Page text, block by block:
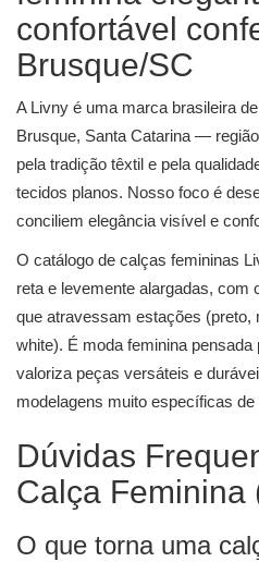
confortável
Brusque/SC
A Livny é uma marca brasileira
Brusque, Santa Catarina —
pela tradição têxtil e pela
tecidos planos. Nosso foco é
conciliem elegância visível e
O catálogo de calças femininas
reta e levemente alargadas, com
que atravessam estações (preto,
white). É moda feminina pensada
valoriza peças versáteis e
modelagens muito específicas de
Dúvidas
Calça Feminina
O que torna uma